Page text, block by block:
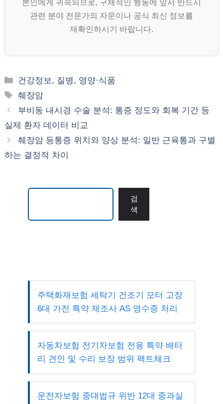
본인에게 귀속되므로, 구체적인 행동에 앞서 반드시
관련 분야 전문가의 자문이나 공식 최신 정보를
재확인하시기 바랍니다.
카
테
리
건강정보, 질병, 영양·식품
태
그
췌장암
부비동 내시경 수술 분석: 통증 정도와 회복 기간 등
실제 환자 데이터 비교
췌장암 등통증 위치와 양상 분석: 일반 근육통과 구별
하는 결정적 차이
검
색
주택화재보험 세탁기 건조기 모터 고장
6대 가전 특약 제조사 AS 영수증 처리
자동차보험 전기차보험 전용 특약 배터
리 견인 및 수리 보장 범위 팩트체크
운전자보험 중대법규 위반 12대 중과실